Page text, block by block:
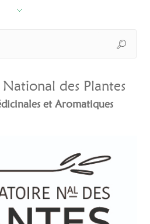
des Plantes
et Aromatiques